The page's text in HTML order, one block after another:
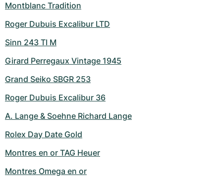
Montblanc Tradition
Roger Dubuis Excalibur LTD
Sinn 243 TI M
Girard Perregaux Vintage 1945
Grand Seiko SBGR 253
Roger Dubuis Excalibur 36
A. Lange & Soehne Richard Lange
Rolex Day Date Gold
Montres en or TAG Heuer
Montres Omega en or